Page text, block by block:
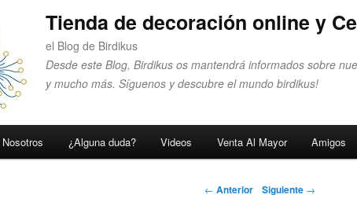
Tienda de decoración online y
el Blog de Birdikus
Desde este Blog, Birdikus os mantendrá informados sobre
y mucho más. Síguenos y descubre el mundo birdikus!
¿Alguna duda? Videos Venta Al Mayor Amigos
Navegador de
← Anterior Siguiente →